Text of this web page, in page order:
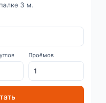
3 м.
Проёмов